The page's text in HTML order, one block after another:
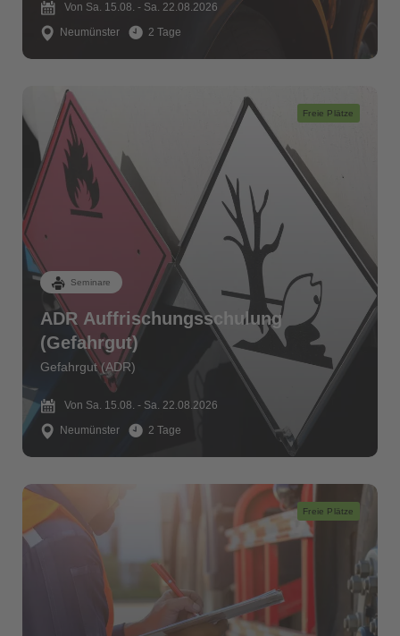
Von Sa. 15.08. - Sa. 22.08.2026
Neumünster
2 Tage
Freie Plätze
Seminare
ADR Auffrischungsschulung
(Gefahrgut)
Gefahrgut (ADR)
Von Sa. 15.08. - Sa. 22.08.2026
Neumünster
2 Tage
Freie Plätze